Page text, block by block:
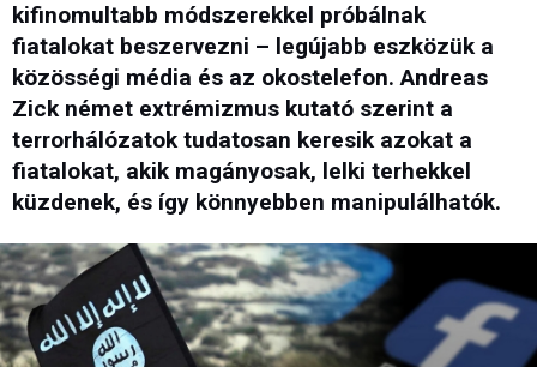
kifinomultabb módszerekkel próbálnak
fiatalokat beszervezni – legújabb eszközük a
közösségi média és az okostelefon. Andreas
Zick német extrémizmus kutató szerint a
terrorhálózatok tudatosan keresik azokat a
fiatalokat, akik magányosak, lelki terhekkel
küzdenek, és így könnyebben manipulálhatók.